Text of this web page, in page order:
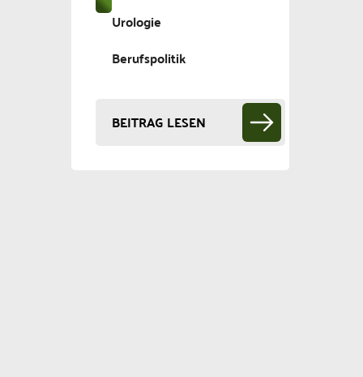
Urologie
Berufspolitik
BEITRAG LESEN